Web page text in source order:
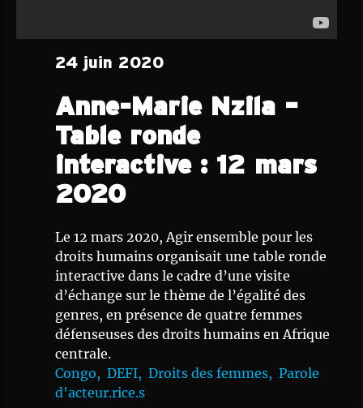
24 juin 2020
Anne-Marie Nzila –
Table ronde
interactive : 12 mars
2020
Le 12 mars 2020, Agir ensemble pour les
droits humains organisait une table ronde
interactive dans le cadre d’une visite
d’échange sur le thème de l’égalité des
genres, en présence de quatre femmes
défenseuses des droits humains en Afrique
centrale.
Congo, DEFI, Droits des femmes, Parole
d'acteur.rice.s